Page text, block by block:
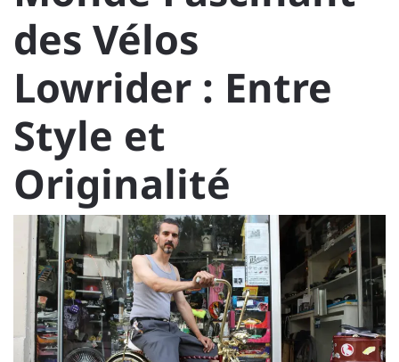
des Vélos
Lowrider : Entre
Style et
Originalité